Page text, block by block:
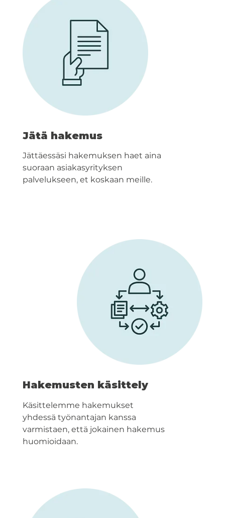
Jätä hakemus
Jättäessäsi hakemuksen haet aina
suoraan asiakasyrityksen
palvelukseen, et koskaan meille.
Hakemusten käsittely
Käsittelemme hakemukset
yhdessä työnantajan kanssa
varmistaen, että jokainen hakemus
huomioidaan.